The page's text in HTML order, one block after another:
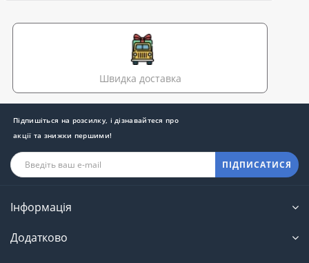
Швидка доставка
Підпишіться на розсилку, і дізнавайтеся про
акції та знижки першими!
ПІДПИСАТИСЯ
Інформація
Додатково